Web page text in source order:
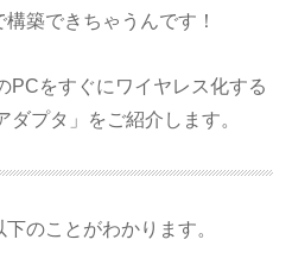
築できちゃうんです！
PCをすぐにワイヤレス化する
プタ」をご紹介します。
のことがわかります。